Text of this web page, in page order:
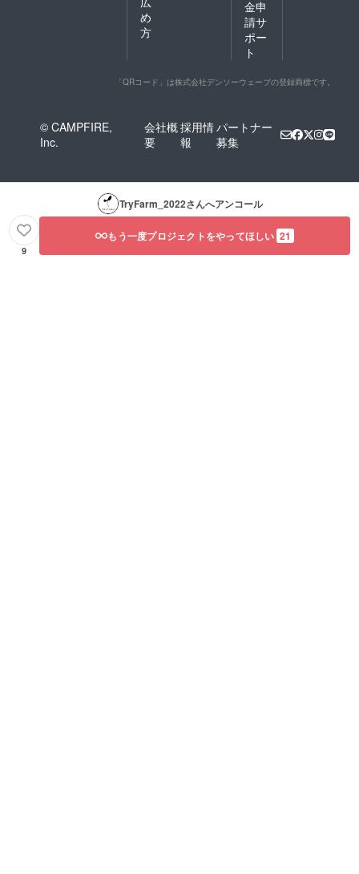
め
方
金申
請サ
ポー
ト
「QRコード」は株式会社デンソーウェーブの登録商標です。
© CAMPFIRE,
Inc.
会社概
要
採用情
報
パートナー
募集
TryFarm_2022さんへアンコール
9
もう一度プロジェクトをやってほしい 21